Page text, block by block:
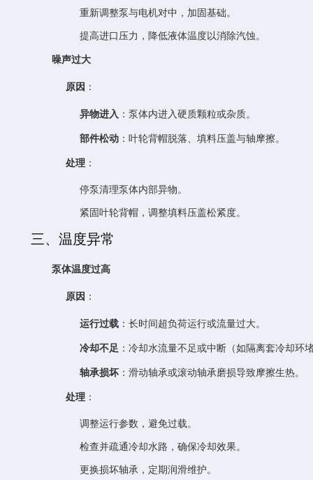
重新调整泵与电机对中，加固基础。
提高进口压力，降低液体温度以消除汽蚀。
噪声过大
原因 ：
异物进入 ：泵体内进入硬质颗粒或杂质。
部件松动：叶轮背帽脱落、填料压盖与轴摩擦。
处理：
停泵清理泵体内部异物。
紧固叶轮背帽，调整填料压盖松紧度。
三、温度异常
泵体温度过高
原因 ：
运行过载：长时间超负荷运行或流量过大。
冷却不足 ：冷却水流量不足或中断（如隔离套冷却环
轴承损坏：滑动轴承或滚动轴承磨损导致摩擦生热。
处理：
调整运行参数，避免过载。
检查并疏通冷却水路，确保冷却效果。
更换损坏轴承，定期润滑维护。